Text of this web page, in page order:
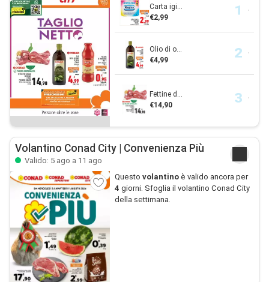
Carta igi...
€2,99
Olio di o...
€4,99
Fettine d...
€14,90
Volantino Conad City | Convenienza Più
Valido: 5 ago a 11 ago
Questo volantinoè valido ancora per
4 giorni. Sfoglia il volantino Conad City
della settimana.